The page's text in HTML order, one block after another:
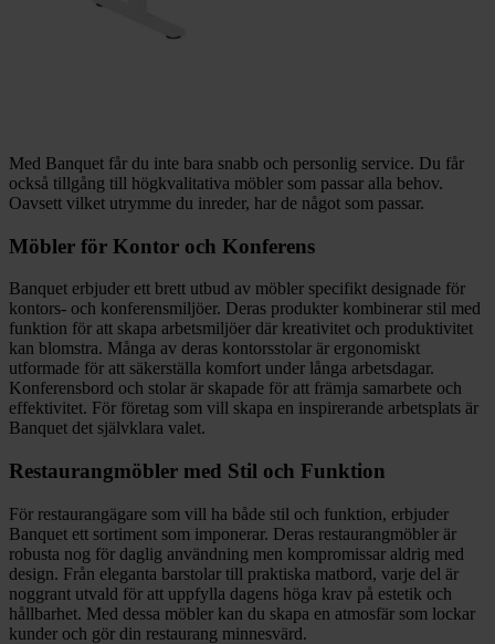
Med Banquet får du inte bara snabb och personlig service. Du får
också tillgång till högkvalitativa möbler som passar alla behov.
Oavsett vilket utrymme du inreder, har de något som passar.
Möbler för Kontor och Konferens
Banquet erbjuder ett brett utbud av möbler specifikt designade för
kontors- och konferensmiljöer. Deras produkter kombinerar stil med
funktion för att skapa arbetsmiljöer där kreativitet och produktivitet
kan blomstra. Många av deras kontorsstolar är ergonomiskt
utformade för att säkerställa komfort under långa arbetsdagar.
Konferensbord och stolar är skapade för att främja samarbete och
effektivitet. För företag som vill skapa en inspirerande arbetsplats är
Banquet det självklara valet.
Restaurangmöbler med Stil och Funktion
För restaurangägare som vill ha både stil och funktion, erbjuder
Banquet ett sortiment som imponerar. Deras restaurangmöbler är
robusta nog för daglig användning men kompromissar aldrig med
design. Från eleganta barstolar till praktiska matbord, varje del är
noggrant utvald för att uppfylla dagens höga krav på estetik och
hållbarhet. Med dessa möbler kan du skapa en atmosfär som lockar
kunder och gör din restaurang minnesvärd.